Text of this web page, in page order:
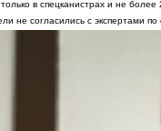
в спецканистрах и не
не согласились с экспертами